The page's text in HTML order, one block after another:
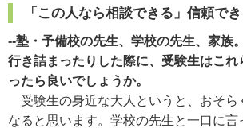
「この人なら相談できる」信頼で
--塾・予備校の先生、学校の先生、家族
行き詰まったりした際に、受験生はこれ
ったら良いでしょうか。
受験生の身近な大人というと、おそら
なると思います。学校の先生と一口に言